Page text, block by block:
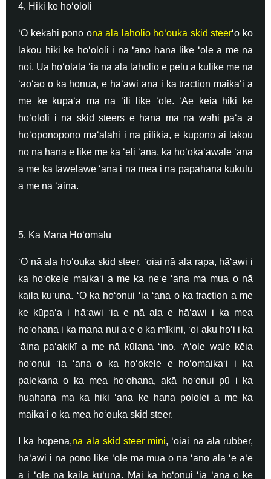
4. Hiki ke hoʻololi
ʻO kekahi pono onā ala laholio hoʻouka skid steerʻo ko
lākou hiki ke hoʻololi i nā ʻano hana like ʻole a me nā
noi. Ua hoʻolālā ʻia nā ala laholio e pelu a kūlike me nā
ʻaoʻao o ka honua, e hāʻawi ana i ka traction maikaʻi a
me ke kūpaʻa ma nā ʻili like ʻole. ʻAe kēia hiki ke
hoʻololi i nā skid steers e hana ma nā wahi paʻa a
hoʻoponopono maʻalahi i nā pilikia, e kūpono ai lākou
no nā hana e like me ka ʻeli ʻana, ka hoʻokaʻawale ʻana
a me ka lawelawe ʻana i nā mea i nā papahana kūkulu
a me nā ʻāina.
5. Ka Mana Hoʻomalu
ʻO nā ala hoʻouka skid steer, ʻoiai nā ala rapa, hāʻawi i
ka hoʻokele maikaʻi a me ka neʻe ʻana ma mua o nā
kaila kuʻuna. ʻO ka hoʻonui ʻia ʻana o ka traction a me
ke kūpaʻa i hāʻawi ʻia e nā ala e hāʻawi i ka mea
hoʻohana i ka mana nui aʻe o ka mīkini, ʻoi aku hoʻi i ka
ʻāina paʻakikī a me nā kūlana ʻino. ʻAʻole wale kēia
hoʻonui ʻia ʻana o ka hoʻokele e hoʻomaikaʻi i ka
palekana o ka mea hoʻohana, akā hoʻonui pū i ka
huahana ma ka hiki ʻana ke hana pololei a me ka
maikaʻi o ka mea hoʻouka skid steer.
I ka hopena,nā ala skid steer mini, ʻoiai nā ala rubber,
hāʻawi i nā pono like ʻole ma mua o nā ʻano ala ʻē aʻe
a i ʻole nā ​​​​​​kaila kuʻuna. Mai ka hoʻonui ʻia ʻana o ke